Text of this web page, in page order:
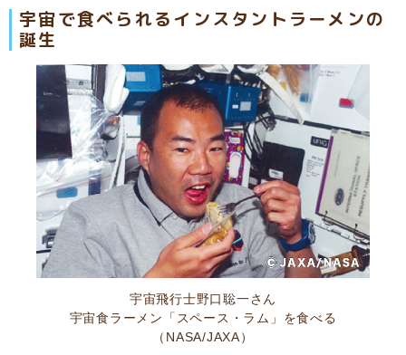
宇宙で食べられるインスタントラーメンの
誕生
宇宙飛行士野口聡一さん
宇宙食ラーメン「スペース・ラム」を食べる
（NASA/JAXA）